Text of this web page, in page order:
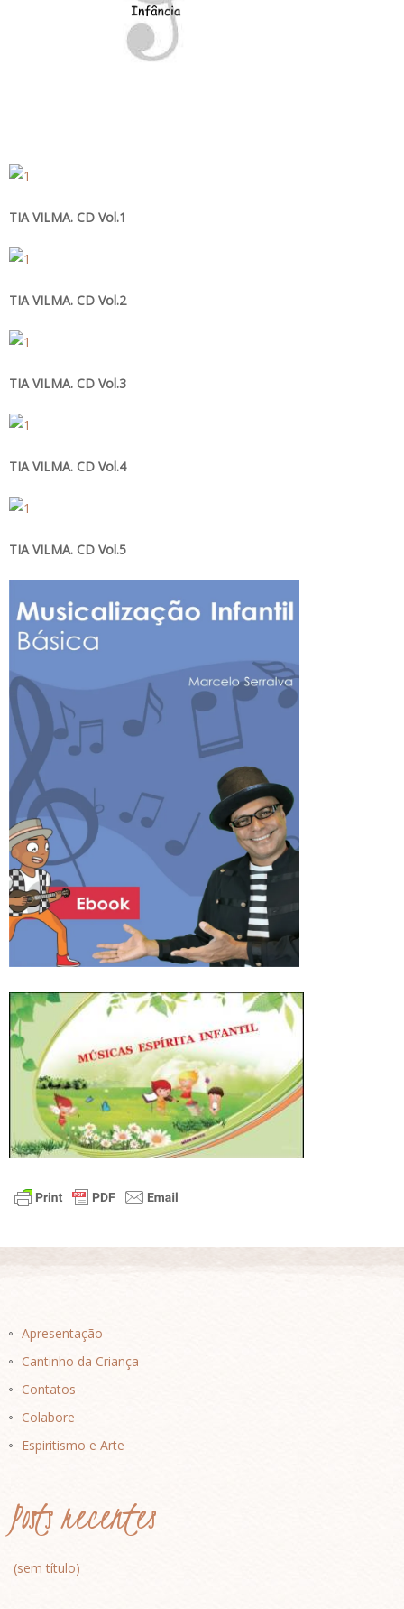
TIA VILMA. CD Vol.1
TIA VILMA. CD Vol.2
TIA VILMA. CD Vol.3
TIA VILMA. CD Vol.4
TIA VILMA. CD Vol.5
Apresentação
Cantinho da Criança
Contatos
Colabore
Espiritismo e Arte
Posts recentes
(sem título)